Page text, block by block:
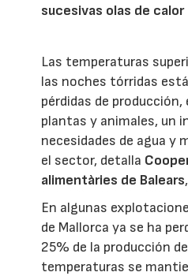
sucesivas olas de
Las temperaturas
las noches tórridas
pérdidas de
plantas y animales, un
necesidades de agua y
el sector, detalla
alimentàries de Balears
En algunas
de Mallorca ya se ha
25% de la producción
temperaturas se